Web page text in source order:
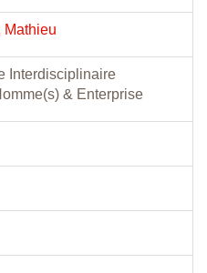
Mathieu
Interdisciplinaire
& Enterprise